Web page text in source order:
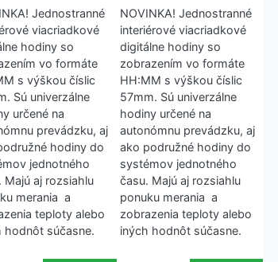
Jednostranné
viacriadkové
hodiny so
vo formáte
s výškou číslic
Sú univerzálne
určené na
prevádzku, aj
hodiny do
jednotného
Majú aj rozsiahlu
merania a
teploty alebo
hodnôt súčasne.
NOVINKA! Jednostranné
interiérové viacriadkové
digitálne hodiny so
zobrazením vo formáte
HH:MM s výškou číslic
57mm. Sú univerzálne
hodiny určené na
autonómnu prevádzku, aj
ako podružné hodiny do
systémov jednotného
času. Majú aj rozsiahlu
ponuku merania a
zobrazenia teploty alebo
iných hodnôt súčasne.